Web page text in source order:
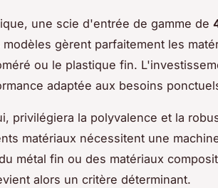
une scie d'entrée de gamme de
gèrent parfaitement les
ou le plastique fin.
adaptée aux besoins
privilégiera la polyvalence et la
matériaux nécessitent une
métal fin ou des matériaux
alors un critère déterminant.